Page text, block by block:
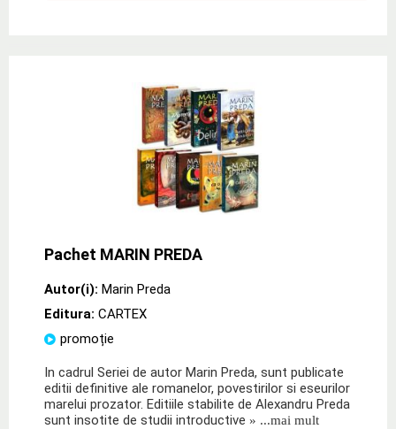
Pachet MARIN PREDA
Autor(i): Marin Preda
Editura: CARTEX
promoție
In cadrul Seriei de autor Marin Preda, sunt publicate
editii definitive ale romanelor, povestirilor si eseurilor
marelui prozator. Editiile stabilite de Alexandru Preda
sunt insotite de studii introductive » ...mai mult